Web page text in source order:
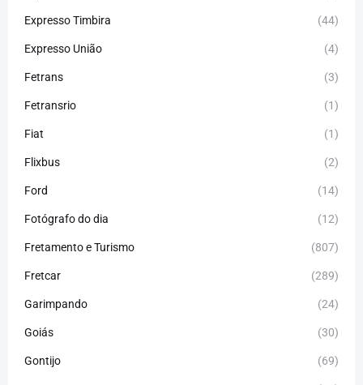
Expresso Timbira (44)
Expresso União (4)
Fetrans (3)
Fetransrio (1)
Fiat (1)
Flixbus (2)
Ford (14)
Fotógrafo do dia (12)
Fretamento e Turismo (807)
Fretcar (289)
Garimpando (24)
Goiás (30)
Gontijo (69)